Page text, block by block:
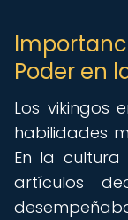
Poder en
Los vikingos
habilidades
En la cultura
artículos